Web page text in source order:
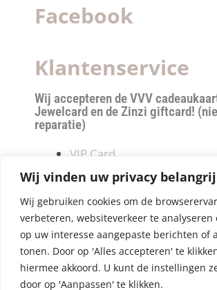
Wij vinden uw privacy
Wij gebruiken cookies om de
verbeteren, websiteverkeer te analyseren
op uw interesse aangepaste berichten of
tonen. Door op 'Alles accepteren' te
hiermee akkoord. U kunt de instellingen
door op 'Aanpassen' te klikken.
Facebook
Klantenservice
Wij accepteren de VVV
Jewelcard en de Zinzi giftcard!
reparatie)
VIP Card
Retourneren
Betalen & verzendkosten
Privacy Policy
Algemene Voorwaarden